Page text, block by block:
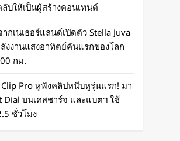
บให้เป็นผู้สร้างคอนเทนต์
กเนเธอร์แลนด์เปิดตัว Stella Juva
งงานแสงอาทิตย์คันแรกของโลก
กม.
Clip Pro หูฟังคลิปหนีบหูรุ่นแรก! มา
Dial บนเคสชาร์จ และแบตฯ ใช้
ชั่วโมง